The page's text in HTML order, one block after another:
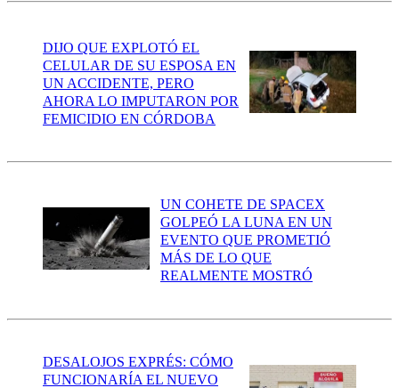
DIJO QUE EXPLOTÓ EL
CELULAR DE SU ESPOSA EN
UN ACCIDENTE, PERO
AHORA LO IMPUTARON POR
FEMICIDIO EN CÓRDOBA
UN COHETE DE SPACEX
GOLPEÓ LA LUNA EN UN
EVENTO QUE PROMETIÓ
MÁS DE LO QUE
REALMENTE MOSTRÓ
DESALOJOS EXPRÉS: CÓMO
FUNCIONARÍA EL NUEVO